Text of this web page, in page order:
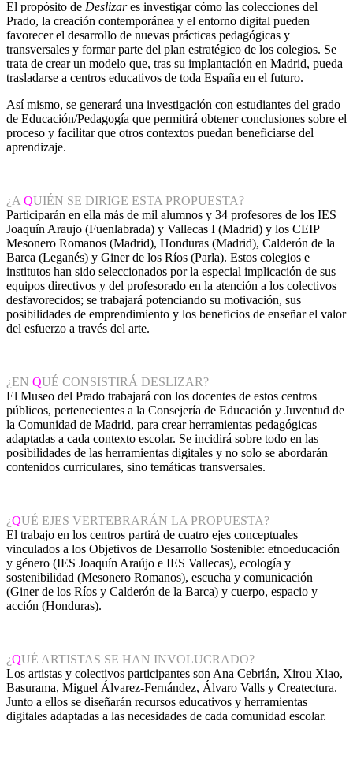
El propósito de Deslizares investigar cómo las colecciones del
Prado, la creación contemporánea y el entorno digital pueden
favorecer el desarrollo de nuevas prácticas pedagógicas y
transversales y formar parte del plan estratégico de los colegios. Se
trata de crear un modelo que, tras su implantación en Madrid, pueda
trasladarse a centros educativos de toda España en el futuro.
Así mismo, se generará una investigación con estudiantes del grado
de Educación/Pedagogía que permitirá obtener conclusiones sobre el
proceso y facilitar que otros contextos puedan beneficiarse del
aprendizaje.
¿A QUIÉN SE DIRIGE ESTA PROPUESTA?
Participarán en ella más de mil alumnos y 34 profesores de los IES
Joaquín Araujo (Fuenlabrada) y Vallecas I (Madrid) y los CEIP
Mesonero Romanos (Madrid), Honduras (Madrid), Calderón de la
Barca (Leganés) y Giner de los Ríos (Parla). Estos colegios e
institutos han sido seleccionados por la especial implicación de sus
equipos directivos y del profesorado en la atención a los colectivos
desfavorecidos; se trabajará potenciando su motivación, sus
posibilidades de emprendimiento y los beneficios de enseñar el valor
del esfuerzo a través del arte.
¿EN QUÉ CONSISTIRÁ DESLIZAR?
El Museo del Prado trabajará con los docentes de estos centros
públicos, pertenecientes a la Consejería de Educación y Juventud de
la Comunidad de Madrid, para crear herramientas pedagógicas
adaptadas a cada contexto escolar. Se incidirá sobre todo en las
posibilidades de las herramientas digitales y no solo se abordarán
contenidos curriculares, sino temáticas transversales.
¿QUÉ EJES VERTEBRARÁN LA PROPUESTA?
El trabajo en los centros partirá de cuatro ejes conceptuales
vinculados a los Objetivos de Desarrollo Sostenible: etnoeducación
y género (IES Joaquín Araújo e IES Vallecas), ecología y
sostenibilidad (Mesonero Romanos), escucha y comunicación
(Giner de los Ríos y Calderón de la Barca) y cuerpo, espacio y
acción (Honduras).
¿QUÉ ARTISTAS SE HAN INVOLUCRADO?
Los artistas y colectivos participantes son Ana Cebrián, Xirou Xiao,
Basurama, Miguel Álvarez-Fernández, Álvaro Valls y Createctura.
Junto a ellos se diseñarán recursos educativos y herramientas
digitales adaptadas a las necesidades de cada comunidad escolar.